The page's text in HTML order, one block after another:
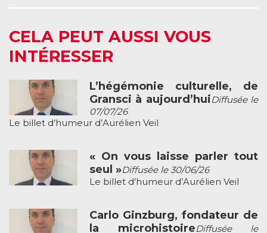
CELA PEUT AUSSI VOUS
INTÉRESSER
L’hégémonie culturelle, de
Gransci à aujourd’huiDiffusée le
07/07/26
Le billet d’humeur d’Aurélien Veil
« On vous laisse parler tout
seul »Diffusée le 30/06/26
Le billet d’humeur d’Aurélien Veil
Carlo Ginzburg, fondateur de
la microhistoireDiffusée le